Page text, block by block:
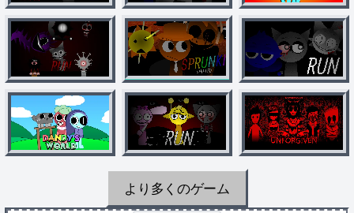
より多くのゲーム